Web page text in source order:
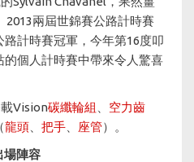
2013兩屆世錦賽公路計時賽
計時賽冠軍，今年第16度叩
個人計時賽中帶來令人驚喜
Vision碳纖輪組
空力齒
龍頭 把手 座管）。
陣容​​​​​​​